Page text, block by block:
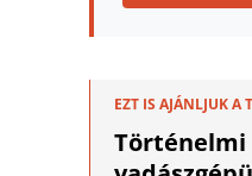
EZT IS AJÁNLJUK A
Történelmi